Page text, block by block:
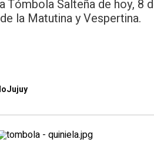
Salteña de hoy, 8
la Matutina y Vespertina.